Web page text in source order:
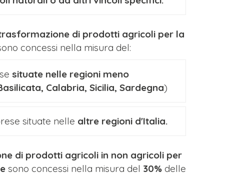
di prodotti agricoli per la
concessi nella misura del:
situate nelle regioni meno
Calabria, Sicilia, Sardegna)
situate nelle altre regioni d'Italia.
di prodotti agricoli in non agricoli per
sono concessi nella misura del 30% delle